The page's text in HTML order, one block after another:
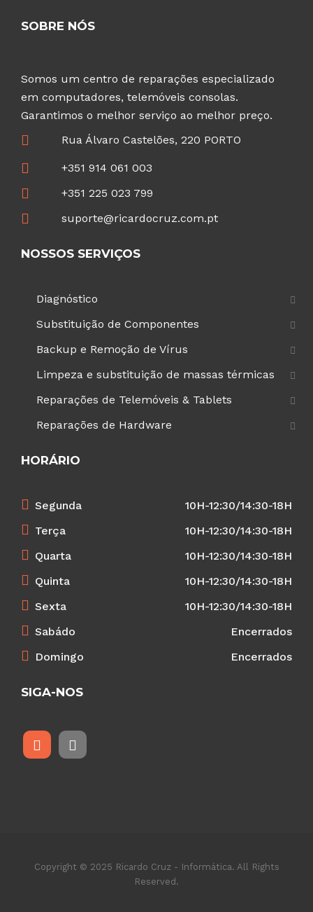
SOBRE NÓS
Somos um centro de reparações especializado
em computadores, telemóveis consolas.
Garantimos o melhor serviço ao melhor preço.
Rua Álvaro Castelões, 220 PORTO
+351 914 061 003
+351 225 023 799
suporte@ricardocruz.com.pt
NOSSOS SERVIÇOS
Diagnóstico
Substituição de Componentes
Backup e Remoção de Vírus
Limpeza e substituição de massas térmicas
Reparações de Telemóveis & Tablets
Reparações de Hardware
HORÁRIO
Segunda
10H-12:30/14:30-18H
Terça
10H-12:30/14:30-18H
Quarta
10H-12:30/14:30-18H
Quinta
10H-12:30/14:30-18H
Sexta
10H-12:30/14:30-18H
Sabádo
Encerrados
Domingo
Encerrados
SIGA-NOS
Copyright © 2025 Ricardo Cruz - Informática. All Rights
Reserved.